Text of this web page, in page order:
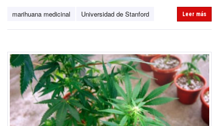
marihuana medicinal Universidad de Stanford Leer más